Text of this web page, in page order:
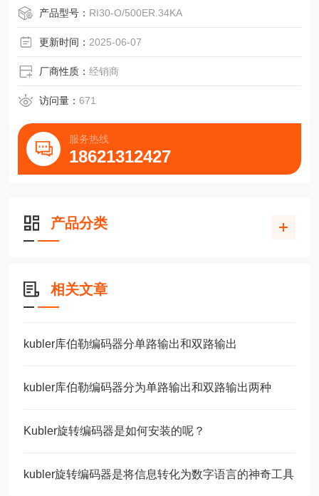
■可达10,000脉冲和40,000步
■信号精度高
■防护等级高达IP67
■工作温度高达100℃(RI58-T)
■可选多种法兰和配置，通用性强
■适用于强冲击等级
■应用场合，如：机床、CNC轴、包装机器、电机/驱动器、
■有关EX版本的信息，请参阅RX7
产品型号： RI30-O/500ER.34KA
更新时间： 2025-06-07
厂商性质：经销商
访问量：671
服务热线
18621312427
产品分类
相关文章
kubler库伯勒编码器分单路输出和双路输出
kubler库伯勒编码器分为单路输出和双路输出两种
Kubler旋转编码器是如何安装的呢？
kubler旋转编码器是将信息转化为数字语言的神奇工具